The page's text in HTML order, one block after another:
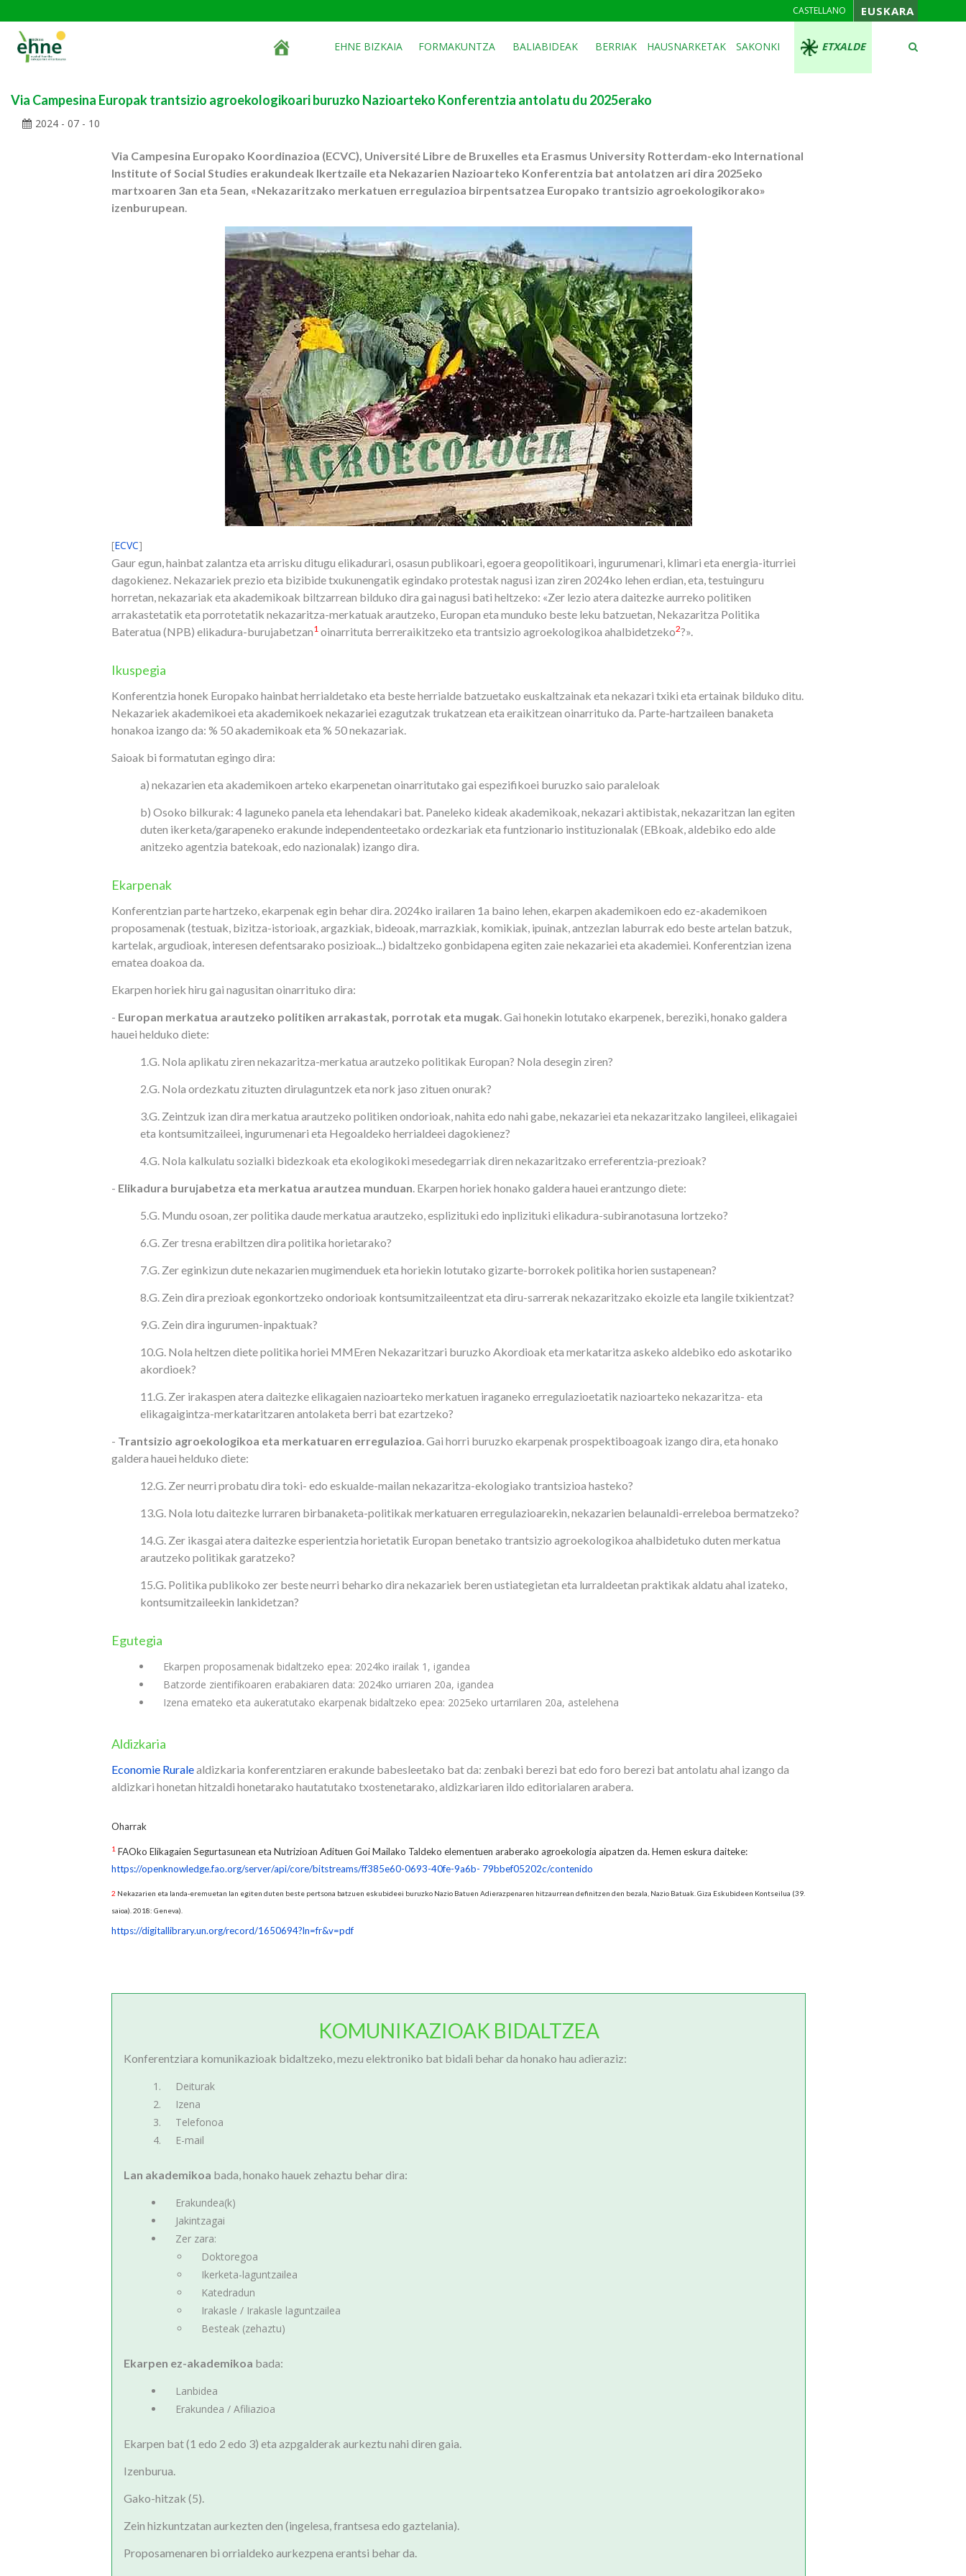
CASTELLANO EUSKARA
EHNE BIZKAIA FORMAKUNTZA BALIABIDEAK BERRIAK HAUSNARKETAK SAKONKI ETXALDE
Via Campesina Europak trantsizio agroekologikoari buruzko Nazioarteko Konferentzia antolatu du 2025erako
2024 - 07 - 10
Via Campesina Europako Koordinazioa (ECVC), Université Libre de Bruxelles eta Erasmus University Rotterdam-eko International
Institute of Social Studies erakundeak Ikertzaile eta Nekazarien Nazioarteko Konferentzia bat antolatzen ari dira 2025eko
martxoaren 3an eta 5ean, «Nekazaritzako merkatuen erregulazioa birpentsatzea Europako trantsizio agroekologikorako»
izenburupean.
[ECVC]
Gaur egun, hainbat zalantza eta arrisku ditugu elikadurari, osasun publikoari, egoera geopolitikoari, ingurumenari, klimari eta energia-iturriei
dagokienez. Nekazariek prezio eta bizibide txukunengatik egindako protestak nagusi izan ziren 2024ko lehen erdian, eta, testuinguru
horretan, nekazariak eta akademikoak biltzarrean bilduko dira gai nagusi bati heltzeko: «Zer lezio atera daitezke aurreko politiken
arrakastetatik eta porrotetatik nekazaritza-merkatuak arautzeko, Europan eta munduko beste leku batzuetan, Nekazaritza Politika
Bateratua (NPB) elikadura-burujabetzan1 oinarrituta berreraikitzeko eta trantsizio agroekologikoa ahalbidetzeko2?».
Ikuspegia
Konferentzia honek Europako hainbat herrialdetako eta beste herrialde batzuetako euskaltzainak eta nekazari txiki eta ertainak bilduko ditu.
Nekazariek akademikoei eta akademikoek nekazariei ezagutzak trukatzean eta eraikitzean oinarrituko da. Parte-hartzaileen banaketa
honakoa izango da: % 50 akademikoak eta % 50 nekazariak.
Saioak bi formatutan egingo dira:
a) nekazarien eta akademikoen arteko ekarpenetan oinarritutako gai espezifikoei buruzko saio paraleloak
b) Osoko bilkurak: 4 laguneko panela eta lehendakari bat. Paneleko kideak akademikoak, nekazari aktibistak, nekazaritzan lan egiten
duten ikerketa/garapeneko erakunde independenteetako ordezkariak eta funtzionario instituzionalak (EBkoak, aldebiko edo alde
anitzeko agentzia batekoak, edo nazionalak) izango dira.
Ekarpenak
Konferentzian parte hartzeko, ekarpenak egin behar dira. 2024ko irailaren 1a baino lehen, ekarpen akademikoen edo ez-akademikoen
proposamenak (testuak, bizitza-istorioak, argazkiak, bideoak, marrazkiak, komikiak, ipuinak, antzezlan laburrak edo beste artelan batzuk,
kartelak, argudioak, interesen defentsarako posizioak...) bidaltzeko gonbidapena egiten zaie nekazariei eta akademiei. Konferentzian izena
ematea doakoa da.
Ekarpen horiek hiru gai nagusitan oinarrituko dira:
- Europan merkatua arautzeko politiken arrakastak, porrotak eta mugak. Gai honekin lotutako ekarpenek, bereziki, honako galdera
hauei helduko diete:
1.G. Nola aplikatu ziren nekazaritza-merkatua arautzeko politikak Europan? Nola desegin ziren?
2.G. Nola ordezkatu zituzten dirulaguntzek eta nork jaso zituen onurak?
3.G. Zeintzuk izan dira merkatua arautzeko politiken ondorioak, nahita edo nahi gabe, nekazariei eta nekazaritzako langileei, elikagaiei
eta kontsumitzaileei, ingurumenari eta Hegoaldeko herrialdeei dagokienez?
4.G. Nola kalkulatu sozialki bidezkoak eta ekologikoki mesedegarriak diren nekazaritzako erreferentzia-prezioak?
- Elikadura burujabetza eta merkatua arautzea munduan. Ekarpen horiek honako galdera hauei erantzungo diete:
5.G. Mundu osoan, zer politika daude merkatua arautzeko, esplizituki edo inplizituki elikadura-subiranotasuna lortzeko?
6.G. Zer tresna erabiltzen dira politika horietarako?
7.G. Zer eginkizun dute nekazarien mugimenduek eta horiekin lotutako gizarte-borrokek politika horien sustapenean?
8.G. Zein dira prezioak egonkortzeko ondorioak kontsumitzaileentzat eta diru-sarrerak nekazaritzako ekoizle eta langile txikientzat?
9.G. Zein dira ingurumen-inpaktuak?
10.G. Nola heltzen diete politika horiei MMEren Nekazaritzari buruzko Akordioak eta merkataritza askeko aldebiko edo askotariko
akordioek?
11.G. Zer irakaspen atera daitezke elikagaien nazioarteko merkatuen iraganeko erregulazioetatik nazioarteko nekazaritza- eta
elikagaigintza-merkataritzaren antolaketa berri bat ezartzeko?
- Trantsizio agroekologikoa eta merkatuaren erregulazioa. Gai horri buruzko ekarpenak prospektiboagoak izango dira, eta honako
galdera hauei helduko diete:
12.G. Zer neurri probatu dira toki- edo eskualde-mailan nekazaritza-ekologiako trantsizioa hasteko?
13.G. Nola lotu daitezke lurraren birbanaketa-politikak merkatuaren erregulazioarekin, nekazarien belaunaldi-erreleboa bermatzeko?
14.G. Zer ikasgai atera daitezke esperientzia horietatik Europan benetako trantsizio agroekologikoa ahalbidetuko duten merkatua
arautzeko politikak garatzeko?
15.G. Politika publikoko zer beste neurri beharko dira nekazariek beren ustiategietan eta lurraldeetan praktikak aldatu ahal izateko,
kontsumitzaileekin lankidetzan?
Egutegia
Ekarpen proposamenak bidaltzeko epea: 2024ko irailak 1, igandea
Batzorde zientifikoaren erabakiaren data: 2024ko urriaren 20a, igandea
Izena emateko eta aukeratutako ekarpenak bidaltzeko epea: 2025eko urtarrilaren 20a, astelehena
Aldizkaria
Economie Ruralealdizkaria konferentziaren erakunde babesleetako bat da: zenbaki berezi bat edo foro berezi bat antolatu ahal izango da
aldizkari honetan hitzaldi honetarako hautatutako txostenetarako, aldizkariaren ildo editorialaren arabera.
Oharrak
1 FAOko Elikagaien Segurtasunean eta Nutrizioan Adituen Goi Mailako Taldeko elementuen araberako agroekologia aipatzen da. Hemen eskura daiteke:
https://openknowledge.fao.org/server/api/core/bitstreams/ff385e60-0693-40fe-9a6b- 79bbef05202c/contenido
2 Nekazarien eta landa-eremuetan lan egiten duten beste pertsona batzuen eskubideei buruzko Nazio Batuen Adierazpenaren hitzaurrean definitzen den bezala, Nazio Batuak. Giza Eskubideen Kontseilua (39.
saioa). 2018: Geneva).
https://digitallibrary.un.org/record/1650694?ln=fr&v=pdf
KOMUNIKAZIOAK BIDALTZEA
Konferentziara komunikazioak bidaltzeko, mezu elektroniko bat bidali behar da honako hau adieraziz:
Deiturak
Izena
Telefonoa
E-mail
Lan akademikoa bada, honako hauek zehaztu behar dira:
Erakundea(k)
Jakintzagai
Zer zara:
Doktoregoa
Ikerketa-laguntzailea
Katedradun
Irakasle / Irakasle laguntzailea
Besteak (zehaztu)
Ekarpen ez-akademikoa bada:
Lanbidea
Erakundea / Afiliazioa
Ekarpen bat (1 edo 2 edo 3) eta azpgalderak aurkeztu nahi diren gaia.
Izenburua.
Gako-hitzak (5).
Zein hizkuntzatan aurkezten den (ingelesa, frantsesa edo gaztelania).
Proposamenaren bi orrialdeko aurkezpena erantsi behar da.